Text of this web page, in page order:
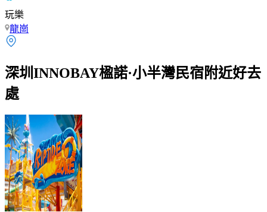
玩樂
龍崗
深圳INNOBAY楹諾·小半灣民宿附近好去
處